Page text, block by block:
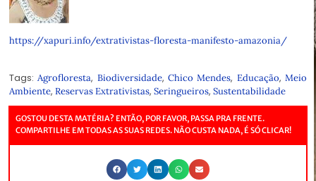
https://xapuri.info/extrativistas-floresta-manifesto-amazonia/
Tags:Agrofloresta, Biodiversidade,Chico Mendes, Educação,Meio
Ambiente, Reservas Extrativistas, Seringueiros, Sustentabilidade
GOSTOU DESTA MATÉRIA? ENTÃO, POR FAVOR, PASSA PRA FRENTE.
COMPARTILHE EM TODAS AS SUAS REDES. NÃO CUSTA NADA, É SÓ CLICAR!